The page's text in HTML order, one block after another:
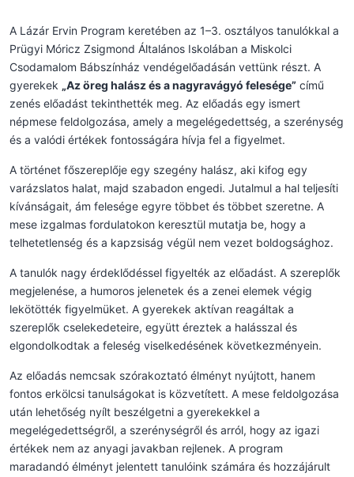
A Lázár Ervin Program keretében az 1–3. osztályos tanulókkal a
Prügyi Móricz Zsigmond Általános Iskolában a Miskolci
Csodamalom Bábszínház vendégelőadásán vettünk részt. A
gyerekek „Az öreg halász és a nagyravágyó felesége” című
zenés előadást tekinthették meg. Az előadás egy ismert
népmese feldolgozása, amely a megelégedettség, a szerénység
és a valódi értékek fontosságára hívja fel a figyelmet.
A történet főszereplője egy szegény halász, aki kifog egy
varázslatos halat, majd szabadon engedi. Jutalmul a hal teljesíti
kívánságait, ám felesége egyre többet és többet szeretne. A
mese izgalmas fordulatokon keresztül mutatja be, hogy a
telhetetlenség és a kapzsiság végül nem vezet boldogsághoz.
A tanulók nagy érdeklődéssel figyelték az előadást. A szereplők
megjelenése, a humoros jelenetek és a zenei elemek végig
lekötötték figyelmüket. A gyerekek aktívan reagáltak a
szereplők cselekedeteire, együtt éreztek a halásszal és
elgondolkodtak a feleség viselkedésének következményein.
Az előadás nemcsak szórakoztató élményt nyújtott, hanem
fontos erkölcsi tanulságokat is közvetített. A mese feldolgozása
után lehetőség nyílt beszélgetni a gyerekekkel a
megelégedettségről, a szerénységről és arról, hogy az igazi
értékek nem az anyagi javakban rejlenek. A program
maradandó élményt jelentett tanulóink számára és hozzájárult